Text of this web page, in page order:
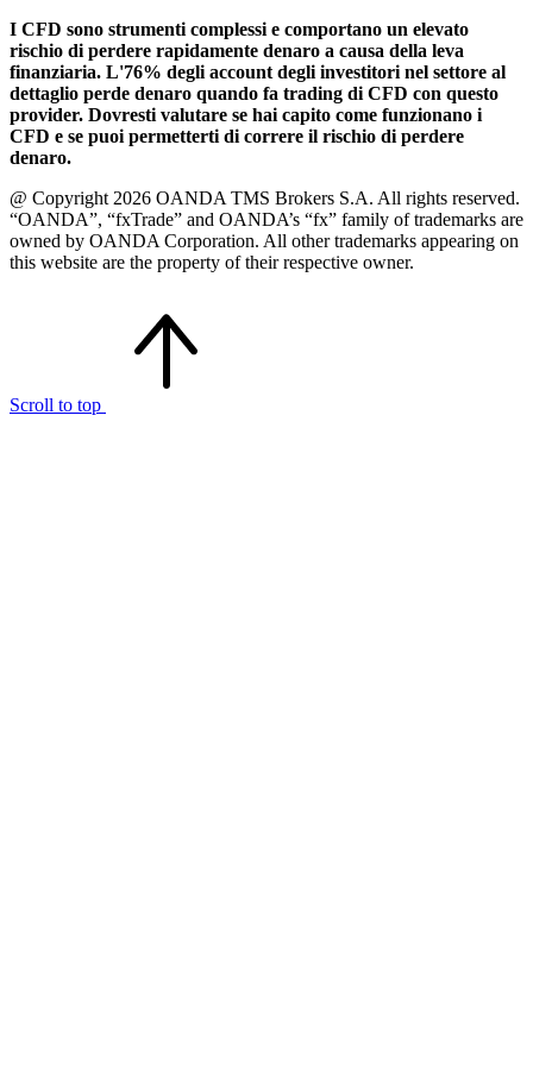
I CFD sono strumenti complessi e comportano un elevato
rischio di perdere rapidamente denaro a causa della leva
finanziaria. L'76% degli account degli investitori nel settore al
dettaglio perde denaro quando fa trading di CFD con questo
provider. Dovresti valutare se hai capito come funzionano i
CFD e se puoi permetterti di correre il rischio di perdere
denaro.
@ Copyright 2026 OANDA TMS Brokers S.A. All rights reserved.
“OANDA”, “fxTrade” and OANDA’s “fx” family of trademarks are
owned by OANDA Corporation. All other trademarks appearing on
this website are the property of their respective owner.
Scroll to top